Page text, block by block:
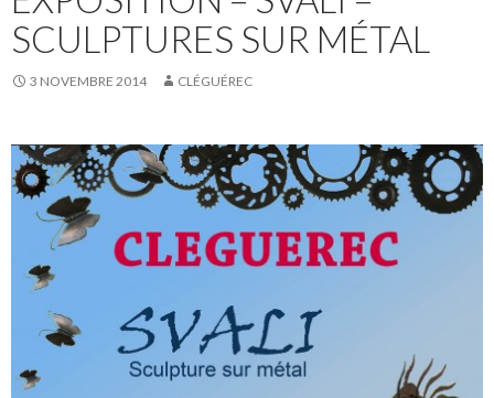
SCULPTURES SUR MÉTAL
3 NOVEMBRE 2014 CLÉGUÉREC